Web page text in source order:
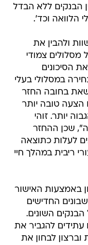
הבנקים ללא הבדל
הלוואה וכד'.
ולהבין את
מסלולים צמודי
הסיכונים
במסלולי בעלי
בחובה החזר
הצעה טובה יותר
יותר. זוהי
שכן ההחזר
לעלות כתוצאה
ריבית במהלך חיי
באמצעות האישור
החדישים
הבנקים השונים.
עתידים להגביר את
וברצון לבחון את